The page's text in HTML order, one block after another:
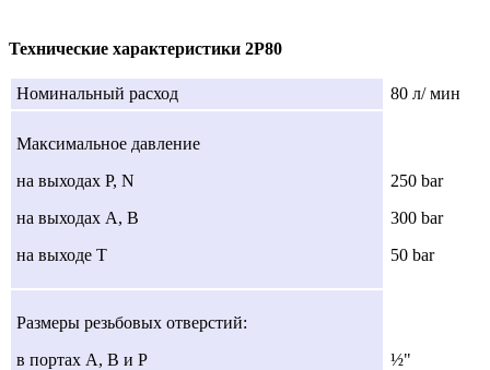
Технические характеристики 2P80
Номинальный расход 80 л/ мин
Максимальное давление
на выходах Р, N
на выходах А, В
на выходе Т
250 bar
300 bar
50 bar
Размеры резьбовых отверстий:
в портах А, В и Р
½"